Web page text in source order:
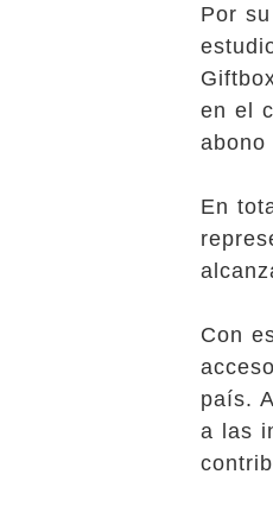
Por
en el
En
Con
país.
a las